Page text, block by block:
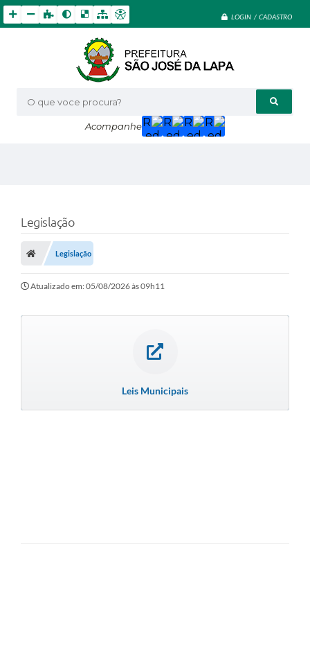
LOGIN / CADASTRO
O que voce procura?
Acompanhe
Legislação
Legislação
Atualizado em: 05/08/2026 às 09h11
Leis Municipais